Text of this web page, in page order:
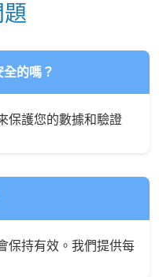
的嗎？
保護您的數據和驗證
保持有效。我們提供每